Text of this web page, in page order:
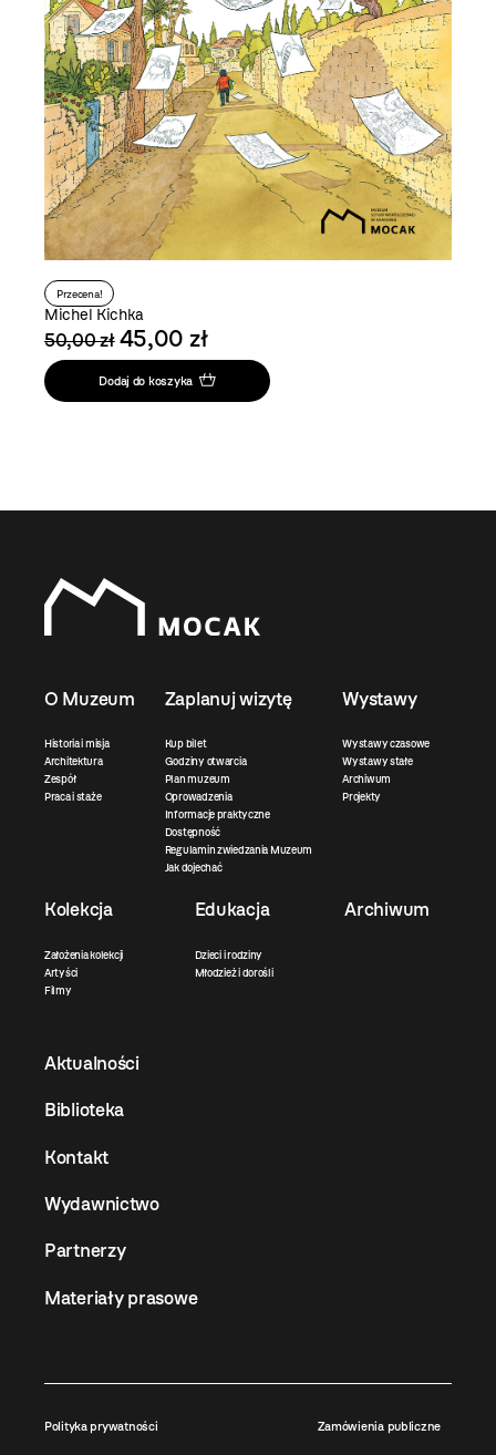
Przecena!
Michel Kichka
50,00 zł 45,00 zł
Dodaj do koszyka
O Muzeum
Historia i misja
Architektura
Zespół
Praca i staże
Zaplanuj wizytę
Kup bilet
Godziny otwarcia
Plan muzeum
Oprowadzenia
Informacje praktyczne
Dostępność
Regulamin zwiedzania Muzeum
Jak dojechać
Wystawy
Wystawy czasowe
Wystawy stałe
Archiwum
Projekty
Kolekcja
Założenia kolekcji
Artyści
Filmy
Edukacja
Dzieci i rodziny
Młodzież i dorośli
Archiwum
Aktualności
Biblioteka
Kontakt
Wydawnictwo
Partnerzy
Materiały prasowe
Polityka prywatności Zamówienia publiczne